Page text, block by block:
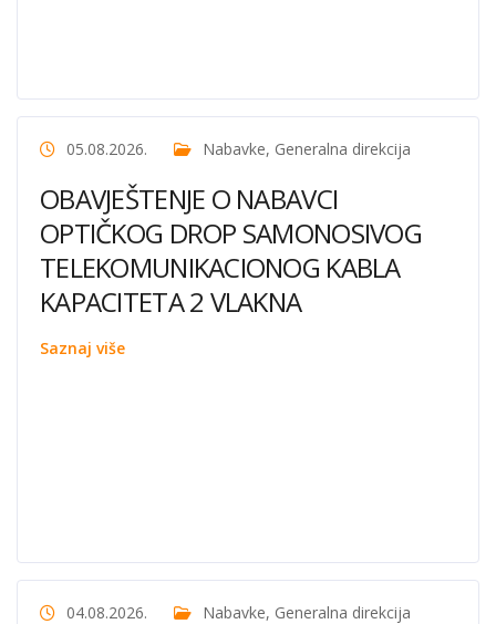
05.08.2026. Nabavke, Generalna direkcija
OBAVJEŠTENJE O NABAVCI
OPTIČKOG DROP SAMONOSIVOG
TELEKOMUNIKACIONOG KABLA
KAPACITETA 2 VLAKNA
Saznaj više
04.08.2026. Nabavke, Generalna direkcija